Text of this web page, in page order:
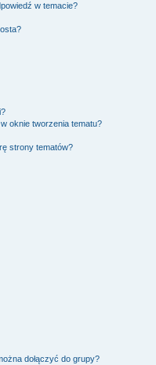
w temacie?
oknie tworzenia tematu?
strony tematów?
dołączyć do grupy?